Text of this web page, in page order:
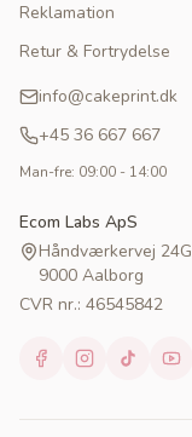
Reklamation
Retur & Fortrydelse
info@cakeprint.dk
+45 36 667 667
Man-fre: 09:00 - 14:00
Ecom Labs ApS
Håndværkervej 24G
9000 Aalborg
CVR nr.: 46545842